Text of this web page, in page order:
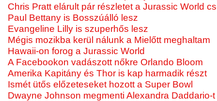
Chris Pratt elárult pár részletet a Jurassic World
Paul Bettany is Bosszúálló lesz
Evangeline Lilly is szuperhős lesz
Mégis mozikba kerül nálunk a Mielőtt meghaltam
Hawaii-on forog a Jurassic World
A Facebookon vadászott nőkre Orlando Bloom
Amerika Kapitány és Thor is kap harmadik részt
Ismét ütős előzeteseket hozott a Super Bowl
Dwayne Johnson megmenti Alexandra Daddario-t